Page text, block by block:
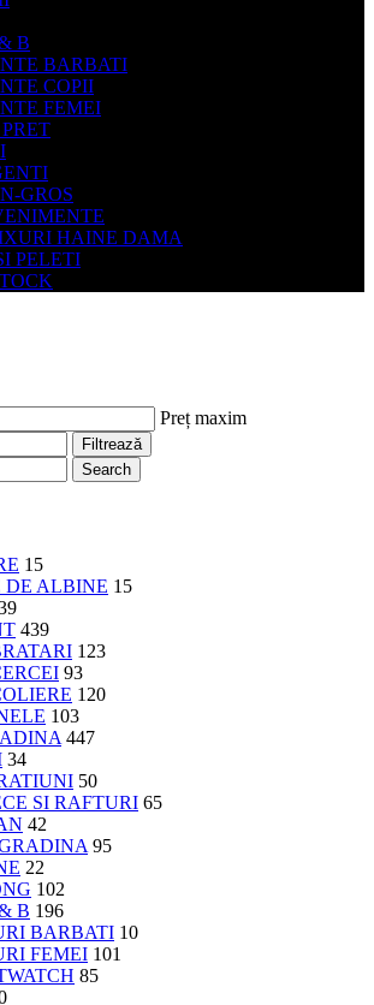
B
BARBATI
COPII
FEMEI
GROS
HAINE DAMA
PELETI
Preț maxim
Filtrează
Search
15
DE ALBINE 15
439
123
93
120
103
447
34
50
SI RAFTURI 65
42
95
22
102
B 196
BARBATI 10
FEMEI 101
85